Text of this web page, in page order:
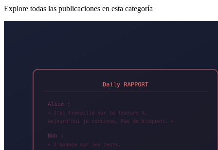
Explore todas las publicaciones en esta categoría